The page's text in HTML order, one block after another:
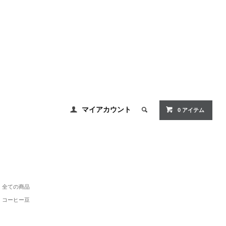
マイアカウント 0 アイテム
全ての商品
コーヒー豆